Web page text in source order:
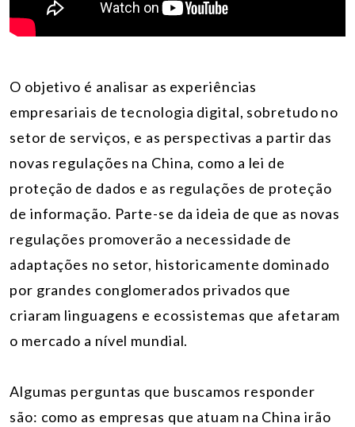
O objetivo é analisar as experiências
empresariais detecnologia digital, sobretudo no
setor de serviços, e as perspectivas a partir das
novas regulações na China, como a lei de
proteção de dados e as regulações de proteção
de informação. Parte-se da ideia de que as novas
regulações promoverão a necessidade de
adaptações no setor, historicamente dominado
por grandes conglomerados privados que
criaram linguagens e ecossistemas que afetaram
o mercado a nível mundial.
Algumas perguntas que buscamos responder
são: como as empresas que atuam na China irão